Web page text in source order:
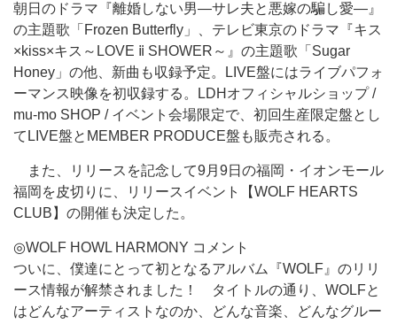
朝日のドラマ『離婚しない男―サレ夫と悪嫁の騙し愛―』
の主題歌「Frozen Butterfly」、テレビ東京のドラマ『キス
×kiss×キス～LOVE ⅱ SHOWER～』の主題歌「Sugar
Honey」の他、新曲も収録予定。LIVE盤にはライブパフォ
ーマンス映像を初収録する。LDHオフィシャルショップ /
mu-mo SHOP / イベント会場限定で、初回生産限定盤とし
てLIVE盤とMEMBER PRODUCE盤も販売される。
また、リリースを記念して9月9日の福岡・イオンモール
福岡を皮切りに、リリースイベント【WOLF HEARTS
CLUB】の開催も決定した。
◎WOLF HOWL HARMONY コメント
ついに、僕達にとって初となるアルバム『WOLF』のリリ
ース情報が解禁されました！ タイトルの通り、WOLFと
はどんなアーティストなのか、どんな音楽、どんなグルー